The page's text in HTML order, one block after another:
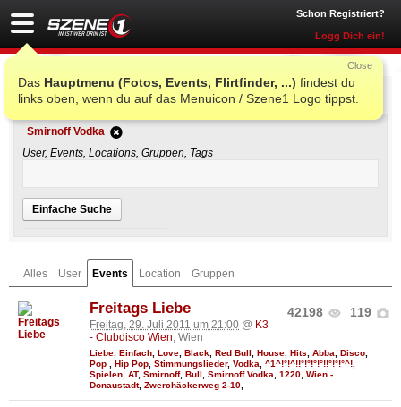
Schon Registriert?
Logg Dich ein!
Das Hauptmenu (Fotos, Events, Flirtfinder, ...) findest du
links oben, wenn du auf das Menuicon / Szene1 Logo tippst.
Close
Einfache Suche
Smirnoff Vodka
User, Events, Locations, Gruppen, Tags
Einfache Suche
Alles User Events Location Gruppen
42198 119
Freitags Liebe
Freitag, 29. Juli 2011 um 21:00 @ K3
- Clubdisco Wien, Wien
Liebe Einfach Love Black Red Bull House Hits Abba Disco
Pop
Hip Pop Stimmungslieder, Vodka ^1^!°!^!!°!°!°!°!!°!°!°^!
Spielen AT, Smirnoff, Bull Smirnoff Vodka 1220 Wien -
Donaustadt, Zwerchäckerweg 2-10